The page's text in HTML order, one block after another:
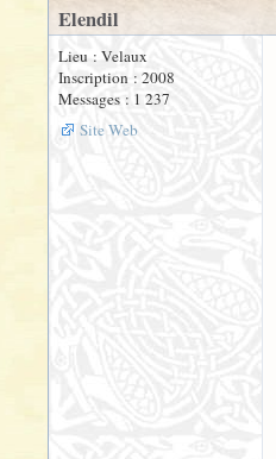
Elendil
Lieu : Velaux
Inscription : 2008
Messages : 1 237
Site Web